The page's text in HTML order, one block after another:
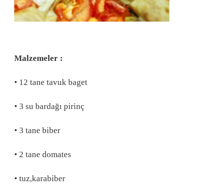
Malzemeler :
• 12 tane tavuk baget
• 3 su bardağı pirinç
• 3 tane biber
• 2 tane domates
• tuz,karabiber